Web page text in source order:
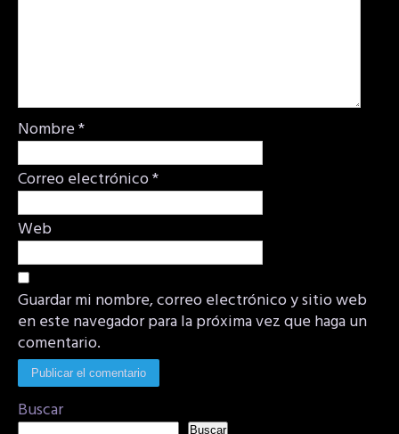
Nombre*
Correo electrónico*
Web
Guardar mi nombre, correo electrónico y sitio web
en este navegador para la próxima vez que haga un
comentario.
Buscar
Buscar